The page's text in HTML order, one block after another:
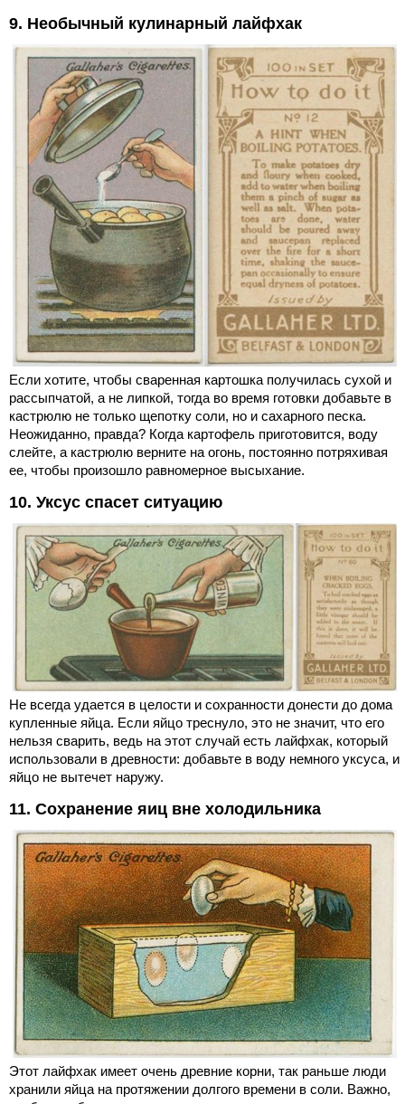
9. Необычный кулинарный лайфхак
Если хотите, чтобы сваренная картошка получилась сухой и
рассыпчатой, а не липкой, тогда во время готовки добавьте в
кастрюлю не только щепотку соли, но и сахарного песка.
Неожиданно, правда? Когда картофель приготовится, воду
слейте, а кастрюлю верните на огонь, постоянно потряхивая
ее, чтобы произошло равномерное высыхание.
10. Уксус спасет ситуацию
Не всегда удается в целости и сохранности донести до дома
купленные яйца. Если яйцо треснуло, это не значит, что его
нельзя сварить, ведь на этот случай есть лайфхак, который
использовали в древности: добавьте в воду немного уксуса, и
яйцо не вытечет наружу.
11. Сохранение яиц вне холодильника
Этот лайфхак имеет очень древние корни, так раньше люди
хранили яйца на протяжении долгого времени в соли. Важно,